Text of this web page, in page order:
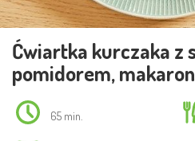
Ćwiartka kurczaka z
pomidorem,
65 min.